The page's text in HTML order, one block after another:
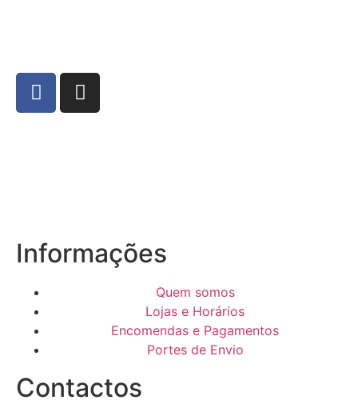
Informações
Quem somos
Lojas e Horários
Encomendas e Pagamentos
Portes de Envio
Contactos